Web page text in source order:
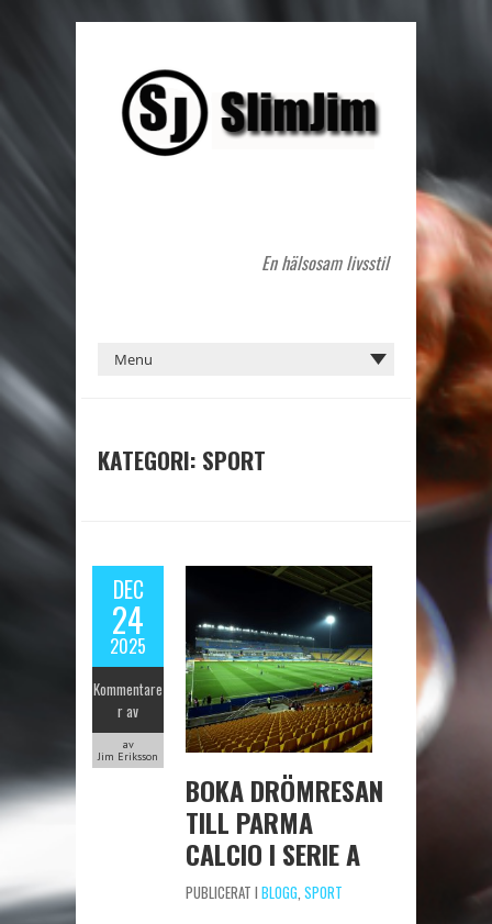
En hälsosam livsstil
KATEGORI: SPORT
DEC
24
2025
Kommentare
r av
av
Jim Eriksson
BOKA DRÖMRESAN
TILL PARMA
CALCIO I SERIE A
PUBLICERAT I BLOGG SPORT